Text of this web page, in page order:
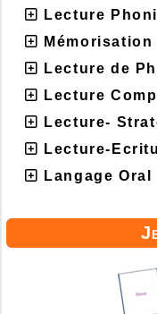
Lecture
Mémorisation
Lecture de
Lecture
Lecture-
Lecture-
Langage Oral